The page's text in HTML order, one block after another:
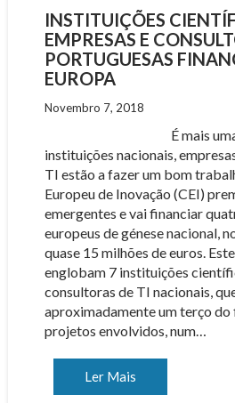
INSTITUIÇÕES
EMPRESAS E
PORTUGUESAS
EUROPA
Novembro 7, 2018
É mais
instituições nacionais,
TI estão a fazer um bom
Europeu de Inovação (CEI)
emergentes e vai financiar
europeus de génese nacional,
quase 15 milhões de euros.
englobam 7 instituições
consultoras de TI nacionais,
aproximadamente um terço
projetos envolvidos, num…
Ler Mais